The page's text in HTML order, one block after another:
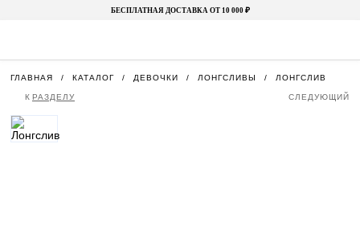
БЕСПЛАТНАЯ ДОСТАВКА ОТ 10 000 ₽
ГЛАВНАЯ КАТАЛОГ ДЕВОЧКИ ЛОНГСЛИВЫ ЛОНГСЛИВ
К РАЗДЕЛУ СЛЕДУЮЩИЙ